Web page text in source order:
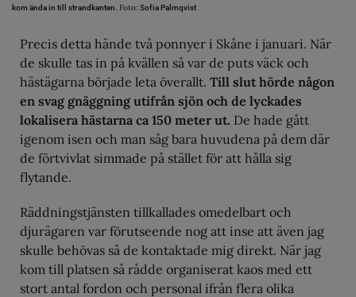
kom ända in till strandkanten. Foto: Sofia Palmqvist
Precis detta hände två ponnyer i Skåne i januari. När
de skulle tas in på kvällen så var de puts väck och
hästägarna började leta överallt. Till slut hörde någon
en svag gnäggning utifrån sjön och de lyckades
lokalisera hästarna ca 150 meter ut. De hade gått
igenom isen och man såg bara huvudena på dem där
de förtvivlat simmade på stället för att hålla sig
flytande.
Räddningstjänsten tillkallades omedelbart och
djurägaren var förutseende nog att inse att även jag
skulle behövas så de kontaktade mig direkt. När jag
kom till platsen så rådde organiserat kaos med ett
stort antal fordon och personal ifrån flera olika